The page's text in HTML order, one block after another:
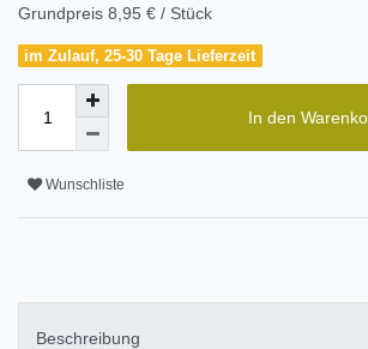
Grundpreis 8,95 € / Stück
im Zulauf, 25-30 Tage Lieferzeit
In den
Wunschliste
Beschreibung